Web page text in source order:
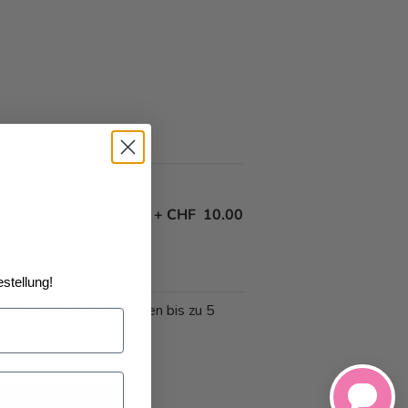
+ CHF 10.00
Annullationen können bis zu 5